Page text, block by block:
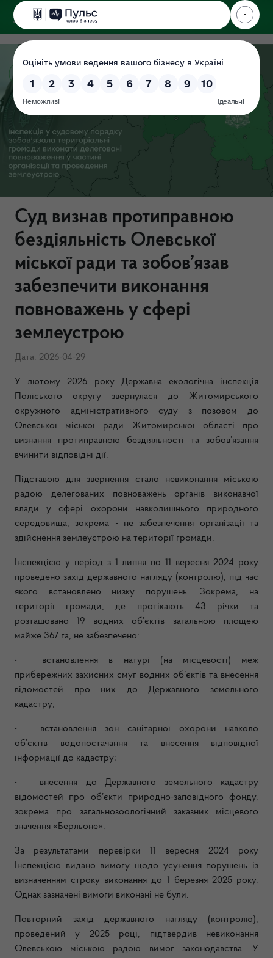
ДЕРЖЕКОІНСПЕКЦІЯ
Поліського округу
Суд визнав протиправною
бездіяльність Олевської
міської ради та зобов’язав
забезпечити виконання
повноважень у сфері
землеустрою
Дата: 2026-04-29
У лютому 2026 року Державна екологічна інспекція
Поліського округу звернулася до Житомирського
окружного адміністративного суду з позовом до
Олевської міської ради Житомирської області про
визнання протиправною бездіяльності та зобов’язання
вчинити відповідні дії.
Підставою для звернення стало невиконання міською
радою делегованих повноважень органів виконавчої
влади у сфері охорони навколишнього природного
середовища, зокрема - не забезпечення організації та
здійснення землеустрою на території громади.
Інспекцією у період з 1 липня по 11 вересня 2024 року
проведено захід державного нагляду (контролю), під час
якого встановлено низку порушень. Зокрема, на
території громади, де протікають 43 річки та
розташовано 19 водних об’єктів загальною площею
майже 367 га, не забезпечено:
•
встановлення в натурі (на місцевості) меж
прибережних захисних смуг водних об’єктів та внесення
відомостей про них до Державного земельного
кадастру;
•
встановлення зон санітарної охорони навколо
об’єктів водопостачання та внесення відповідної
інформації до кадастру;
•
внесення до Державного земельного кадастру
відомостей про об’єкти природно-заповідного фонду,
зокрема про загальнозоологічний заказник місцевого
значення «Берльоне».
За результатами перевірки 11 вересня 2024 року
Інспекцією видано вимогу щодо усунення порушень із
визначенням строку виконання до 1 березня 2025 року.
Однак зазначені вимоги виконані не були.
Повторний захід державного нагляду (контролю),
проведений у 2025 році, підтвердив невиконання
Олевською міською радою вимог законодавства. У